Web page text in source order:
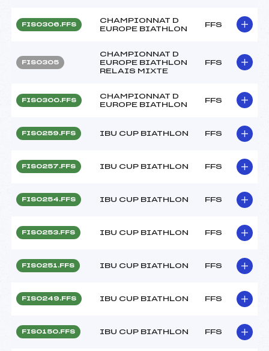
FIS0306.FFS
CHAMPIONNAT D
EUROPE BIATHLON
FFS
FIS0305
CHAMPIONNAT D
EUROPE BIATHLON
RELAIS MIXTE
FFS
FIS0300.FFS
CHAMPIONNAT D
EUROPE BIATHLON
FFS
FIS0259.FFS IBU CUP BIATHLON FFS
FIS0257.FFS IBU CUP BIATHLON FFS
FIS0254.FFS IBU CUP BIATHLON FFS
FIS0253.FFS IBU CUP BIATHLON FFS
FIS0251.FFS IBU CUP BIATHLON FFS
FIS0249.FFS IBU CUP BIATHLON FFS
FIS0150.FFS IBU CUP BIATHLON FFS